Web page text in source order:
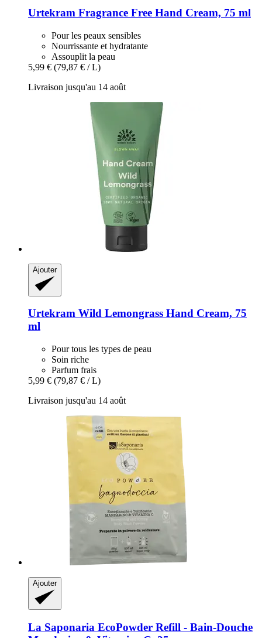
Urtekram Fragrance Free Hand Cream, 75 ml
Pour les peaux sensibles
Nourrissante et hydratante
Assouplit la peau
5,99 € (79,87 € / L)
Livraison jusqu'au 14 août
Ajouter
Urtekram Wild Lemongrass Hand Cream, 75
ml
Pour tous les types de peau
Soin riche
Parfum frais
5,99 € (79,87 € / L)
Livraison jusqu'au 14 août
Ajouter
La Saponaria EcoPowder Refill -​ Bain-​Douche